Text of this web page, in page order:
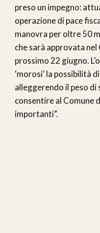
preso un impegno:
operazione di pace
manovra per oltre 50
che sarà approvata
prossimo 22 giugno.
‘morosi’ la possibilità
alleggerendo il peso di
consentire al Comune
importanti”.